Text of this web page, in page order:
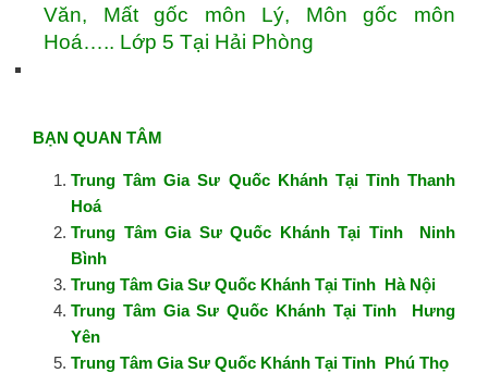
Văn, Mất gốc môn Lý, Môn gốc môn
Hoá….. Lớp 5 Tại Hải Phòng
BẠN QUAN TÂM
Trung Tâm Gia Sư Quốc Khánh Tại Tỉnh Thanh
Hoá
Trung Tâm Gia Sư Quốc Khánh Tại Tỉnh Ninh
Bình
Trung Tâm Gia Sư Quốc Khánh Tại Tỉnh Hà Nội
Trung Tâm Gia Sư Quốc Khánh Tại Tỉnh Hưng
Yên
Trung Tâm Gia Sư Quốc Khánh Tại Tỉnh Phú Thọ